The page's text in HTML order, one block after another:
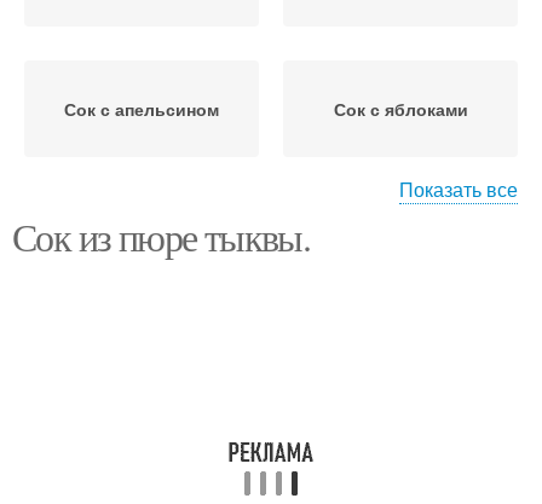
Сок с апельсином Сок с яблоками
сок
Показать все
Сок из пюре тыквы.